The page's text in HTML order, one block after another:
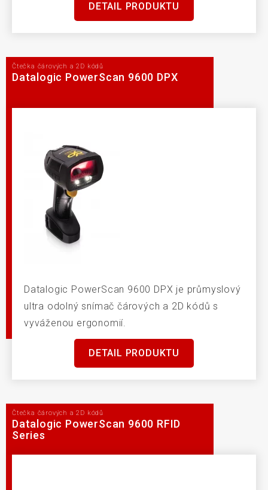
DETAIL PRODUKTU
Čtečka čárových a 2D kódů
Datalogic PowerScan 9600 DPX
Datalogic PowerScan 9600 DPX je průmyslový
ultra odolný snímač čárových a 2D kódů s
vyváženou ergonomií.
DETAIL PRODUKTU
Čtečka čárových a 2D kódů
Datalogic PowerScan 9600 RFID
Series